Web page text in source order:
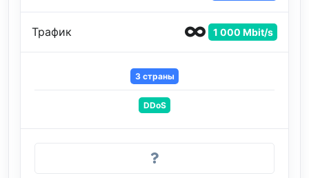
Трафик 1 000 Mbit/s
3 страны
DDoS